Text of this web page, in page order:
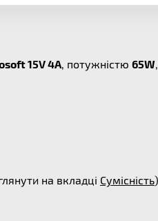
15V 4A, потужністю 65W
на вкладці Сумісність)